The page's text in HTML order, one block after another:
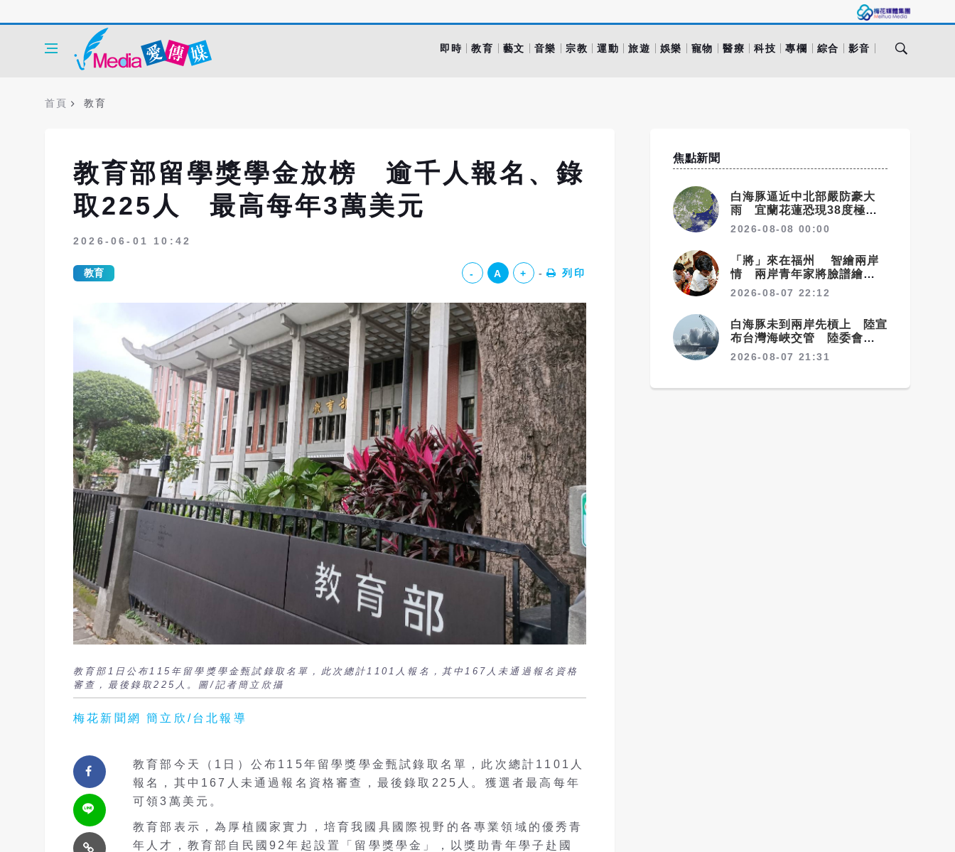
即時 教育 藝文 音樂 宗教 運動 旅遊 娛樂 寵物 醫療 科技 專欄 綜合 影音
首頁 教育
教育部留學獎學金放榜 逾千人報名、錄
取225人 最高每年3萬美元
2026-06-01 10:42
教育 - A + 列印
教育部1日公布115年留學獎學金甄試錄取名單，此次總計1101人報名，其中167人未通過報名資格
審查，最後錄取225人。圖/記者簡立欣攝
梅花新聞網 簡立欣/台北報導
教育部今天（ 1 日）公布 115年留學獎學金甄試錄取名單，此次總計 1101 人
報名，其中 167 人未通過報名資格審查 ，最後錄取 225 人 。獲選者最高每年
可領3 萬美元 。
教育部表示 ，為厚植國家實力，培育我國具國際視野的各專業領域的優秀青
年人才，教育部自民國 92年起設置「留學獎學金」，以獎助青年學子赴國
焦點新聞
白海豚逼近中北部嚴防豪大
雨 宜蘭花蓮恐現38度極端
高溫
2026-08-08 00:00
「將」來在福州 智繪兩岸
情 兩岸青年家將臉譜繪畫大
賽在福州開幕
2026-08-07 22:12
白海豚未到兩岸先槓上 陸宣
布台灣海峽交管 陸委會：不
勞費心
2026-08-07 21:31